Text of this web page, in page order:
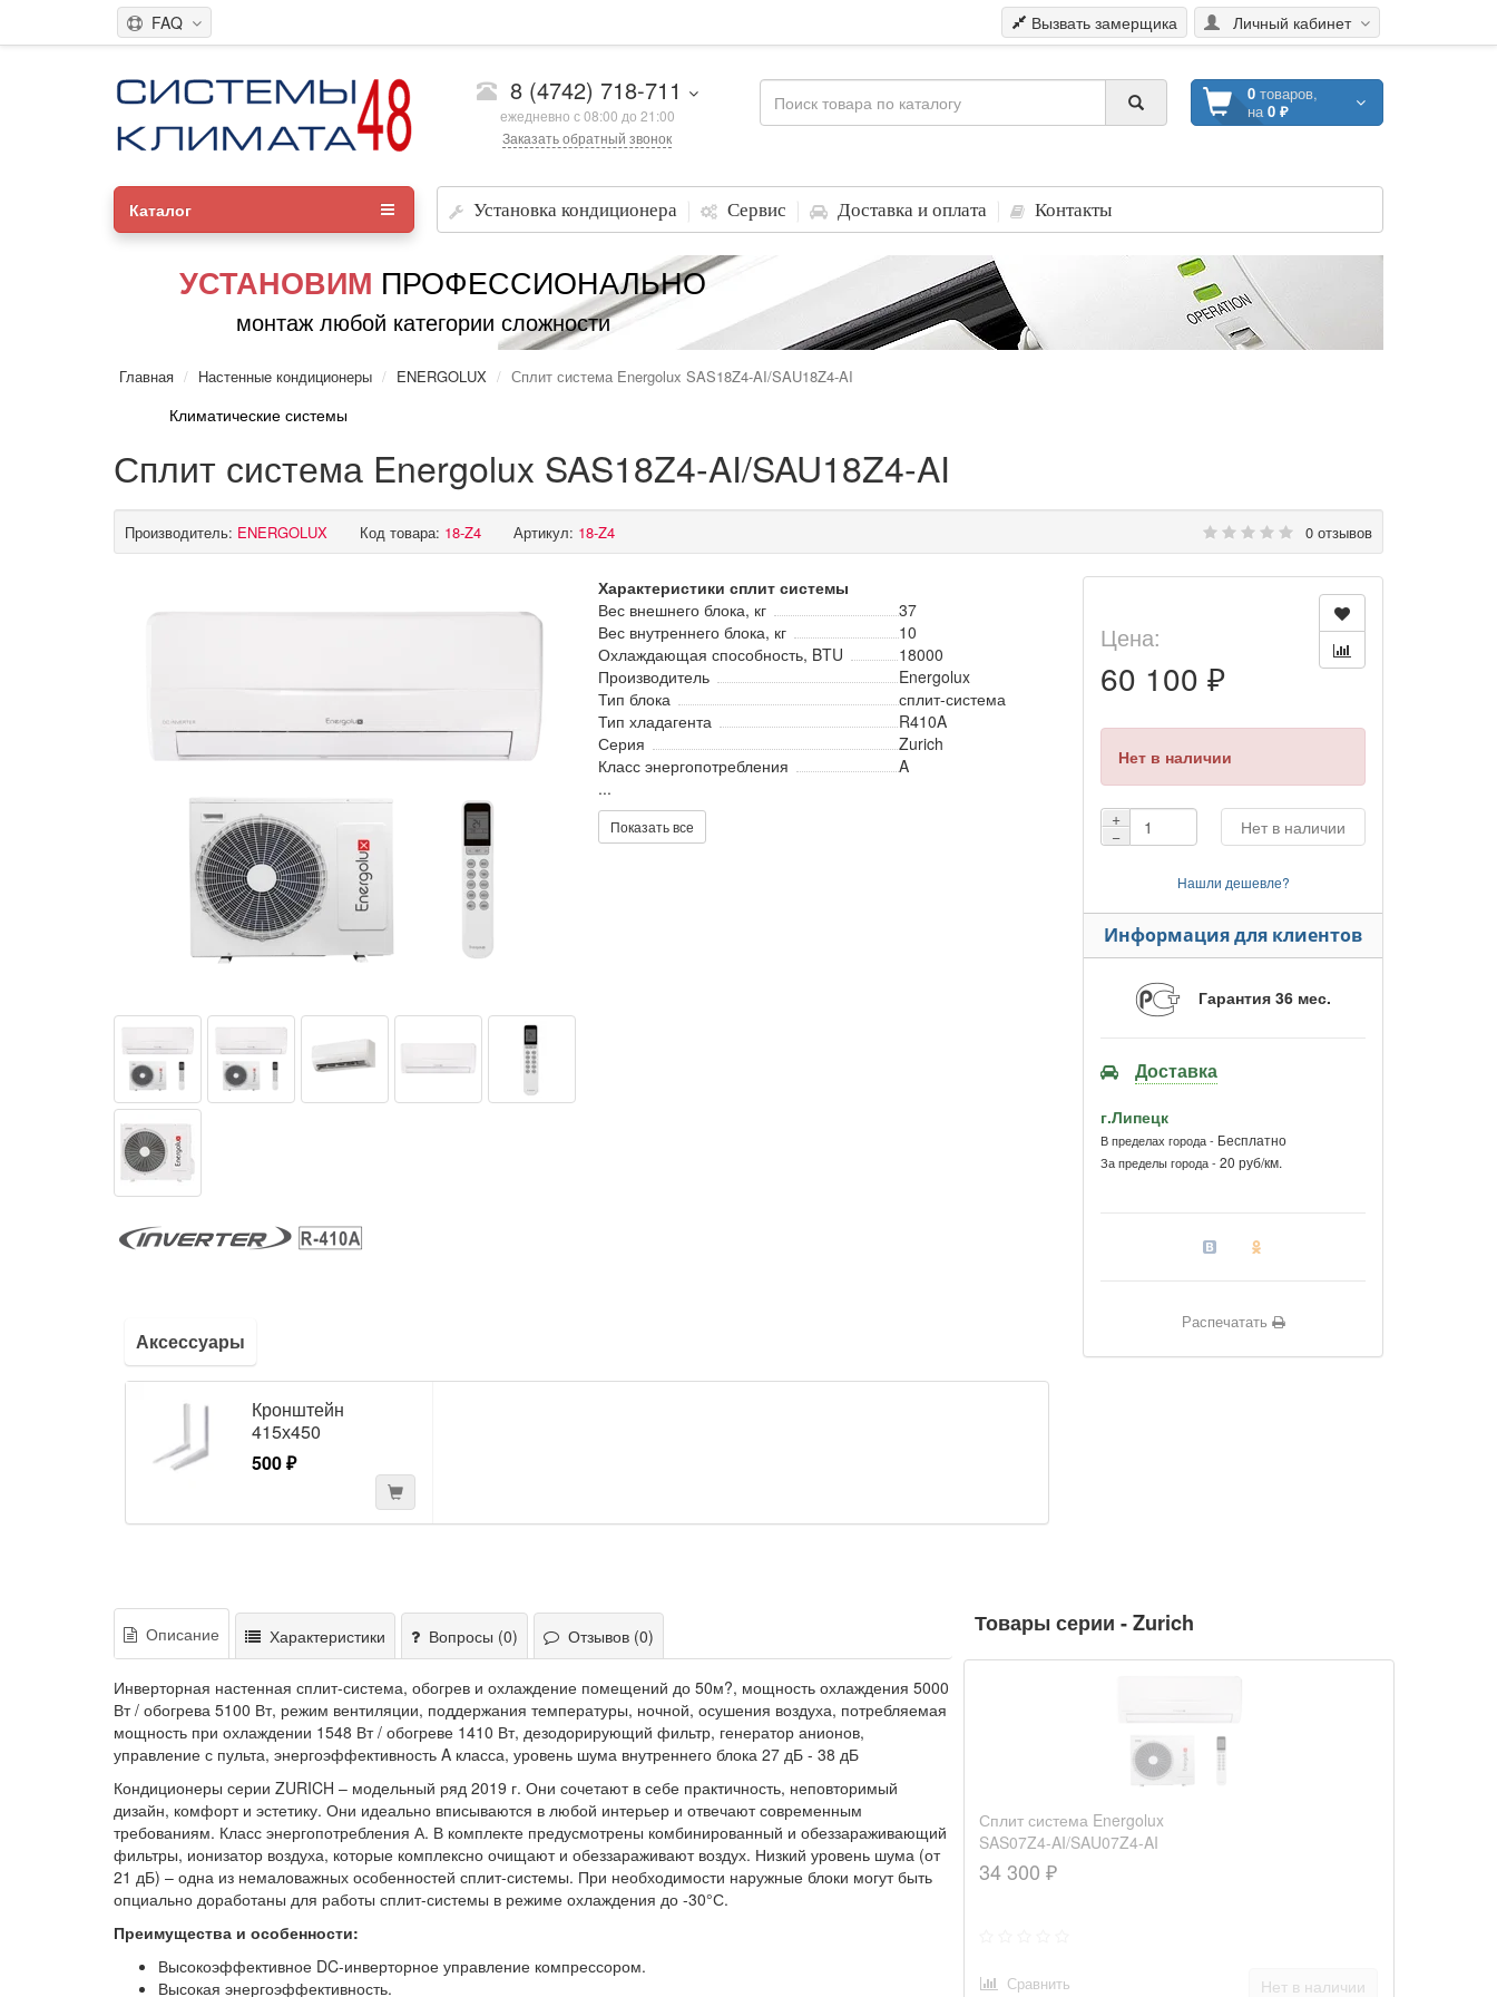
Личный кабинет
FAQ Вызвать замерщика
8 (4742) 718-711
ежедневно с 08:00 до 21:00
Заказать обратный звонок
0товаров,
на0 ₽
Установка кондиционера Сервис Доставка и оплата Контакты
Каталог
УСТАНОВИМ ПРОФЕССИОНАЛЬНО
монтаж любой категории сложности
Главная Настенные кондиционеры ENERGOLUX Сплит система Energolux SAS18Z4-AI/SAU18Z4-AI
Климатические системы
Сплит система Energolux SAS18Z4-AI/SAU18Z4-AI
Производитель: ENERGOLUX Код товара: 18-Z4 Артикул: 18-Z4 0 отзывов
Характеристики сплит системы
Вес внешнего блока, кг
37
Вес внутреннего блока, кг
10
Охлаждающая способность, BTU
18000
Производитель
Energolux
Тип блока
сплит-система
Тип хладагента
R410A
Серия
Zurich
Класс энергопотребления
A
...
Показать все
Аксессуары
Кронштейн
415х450
500 ₽
Цена:
60 100 ₽
Нет в наличии
+
−
Нет в наличии
Нашли дешевле?
Информация для клиентов
Гарантия 36 мес.
Доставка
г.Липецк
В пределах города - Бесплатно
За пределы города - 20 руб/км.
Распечатать
Описание Характеристики Вопросы (0) Отзывов (0)
Инверторная настенная сплит-система, обогрев и охлаждение помещений до 50м?, мощность охлаждения 5000
Вт / обогрева 5100 Вт, режим вентиляции, поддержания температуры, ночной, осушения воздуха, потребляемая
мощность при охлаждении 1548 Вт / обогреве 1410 Вт, дезодорирующий фильтр, генератор анионов,
управление с пульта, энергоэффективность A класса, уровень шума внутреннего блока 27 дБ - 38 дБ
Кондиционеры серии ZURICH – модельный ряд 2019 г. Они сочетают в себе практичность, неповторимый
дизайн, комфорт и эстетику. Они идеально вписываются в любой интерьер и отвечают современным
требованиям. Класс энергопотребления А. В комплекте предусмотрены комбинированный и обеззараживающий
фильтры, ионизатор воздуха, которые комплексно очищают и обеззараживают воздух. Низкий уровень шума (от
21 дБ) – одна из немаловажных особенностей сплит-системы. При необходимости наружные блоки могут быть
опциально доработаны для работы сплит-системы в режиме охлаждения до -30°С.
Преимущества и особенности:
Высокоэффективное DC-инверторное управление компрессором.
Высокая энергоэффективность.
Товары серии - Zurich
Сплит система Energolux
SAS07Z4-AI/SAU07Z4-AI
34 300 ₽
Нет в наличии
Сравнить